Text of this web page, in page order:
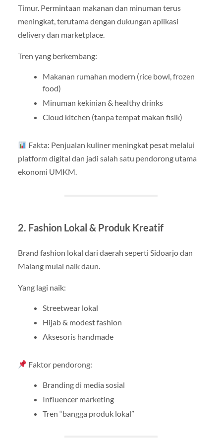
Timur. Permintaan makanan dan minuman terus
meningkat, terutama dengan dukungan aplikasi
delivery dan marketplace.
Tren yang berkembang:
Makanan rumahan modern (rice bowl, frozen
food)
Minuman kekinian & healthy drinks
Cloud kitchen (tanpa tempat makan fisik)
Fakta: Penjualan kuliner meningkat pesat melalui
platform digital dan jadi salah satu pendorong utama
ekonomi UMKM.
2. Fashion Lokal & Produk Kreatif
Brand fashion lokal dari daerah seperti Sidoarjo dan
Malang mulai naik daun.
Yang lagi naik:
Streetwear lokal
Hijab & modest fashion
Aksesoris handmade
Faktor pendorong:
Branding di media sosial
Influencer marketing
Tren “bangga produk lokal”